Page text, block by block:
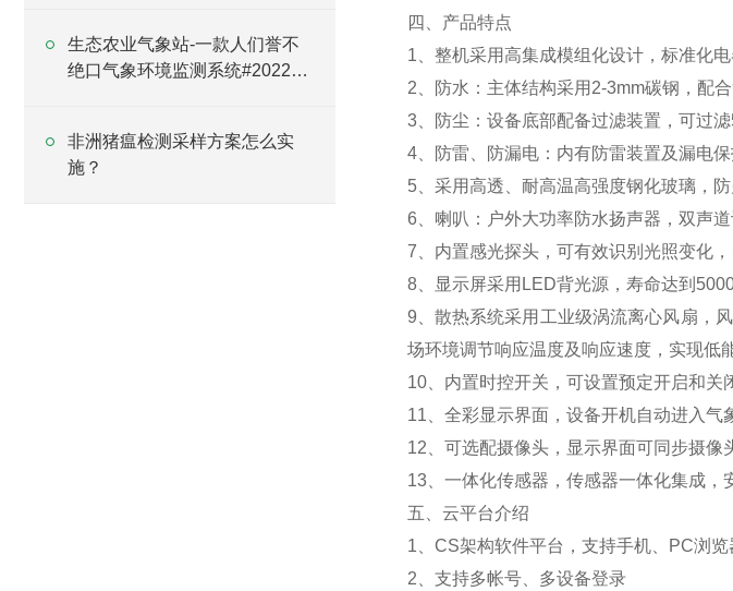
生态农业气象站-一款人们誉不
绝口气象环境监测系统#2022已
非洲猪瘟检测采样方案怎么实
施？
四、产品特点
1、整机采用高集成模组化设计，标准化
2、防水：主体结构采用2-3mm碳钢，配
3、防尘：设备底部配备过滤装置，可过
4、防雷、防漏电：内有防雷装置及漏电
5、采用高透、耐高温高强度钢化玻璃，
6、喇叭：户外大功率防水扬声器，双声
7、内置感光探头，可有效识别光照变化
8、显示屏采用LED背光源，寿命达到
9、散热系统采用工业级涡流离心风扇，
场环境调节响应温度及响应速度，实现低
10、内置时控开关，可设置预定开启和关
11、全彩显示界面，设备开机自动进入气
12、可选配摄像头，显示界面可同步摄像
13、一体化传感器，传感器一体化集成，
五、云平台介绍
1、CS架构软件平台，支持手机、PC浏览
2、支持多帐号、多设备登录